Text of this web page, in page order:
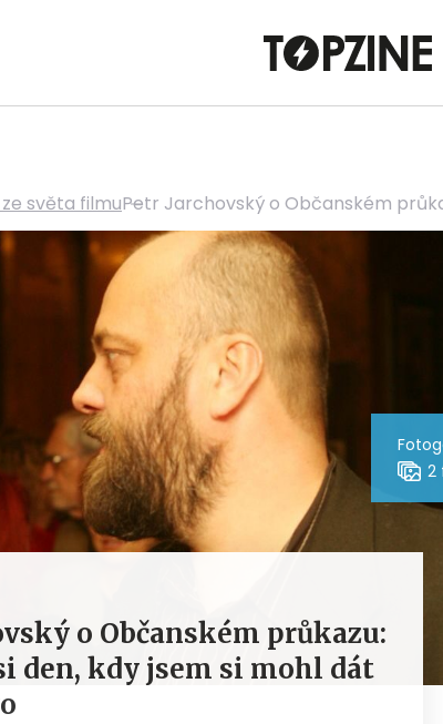
světa filmuPetr Jarchovský o Občanském
2
o Občanském průkazu:
den, kdy jsem si mohl dát